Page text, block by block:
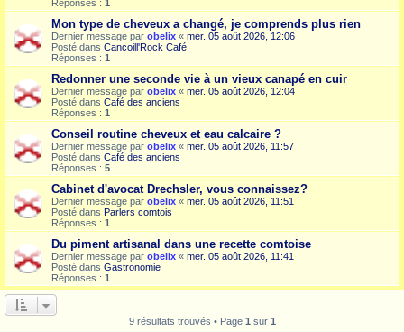
Réponses : 1
Mon type de cheveux a changé, je comprends plus rien
Dernier message par obelix « mer. 05 août 2026, 12:06
Posté dans Cancoill'Rock Café
Réponses : 1
Redonner une seconde vie à un vieux canapé en cuir
Dernier message par obelix « mer. 05 août 2026, 12:04
Posté dans Café des anciens
Réponses : 1
Conseil routine cheveux et eau calcaire ?
Dernier message par obelix « mer. 05 août 2026, 11:57
Posté dans Café des anciens
Réponses : 5
Cabinet d'avocat Drechsler, vous connaissez?
Dernier message par obelix « mer. 05 août 2026, 11:51
Posté dans Parlers comtois
Réponses : 1
Du piment artisanal dans une recette comtoise
Dernier message par obelix « mer. 05 août 2026, 11:41
Posté dans Gastronomie
Réponses : 1
9 résultats trouvés • Page 1 sur 1